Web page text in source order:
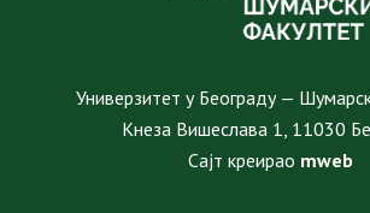
Универзитет у Београду —
Кнеза Вишеслава 1, 11030
Сајт креирао mweb